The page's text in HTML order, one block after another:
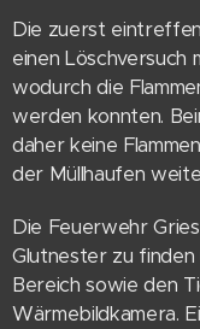
Die zuerst
einen Löschversuch
wodurch die
werden konnten.
daher keine
der Müllhaufen
Die Feuerwehr
Glutnester zu
Bereich sowie den
Wärmebildkamera.